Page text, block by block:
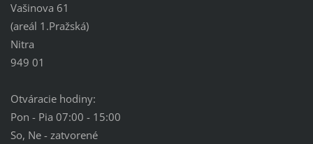
Vašinova 61
(areál 1.Pražská)
Nitra
949 01
Otváracie hodiny:
Pon - Pia 07:00 - 15:00
So, Ne - zatvorené